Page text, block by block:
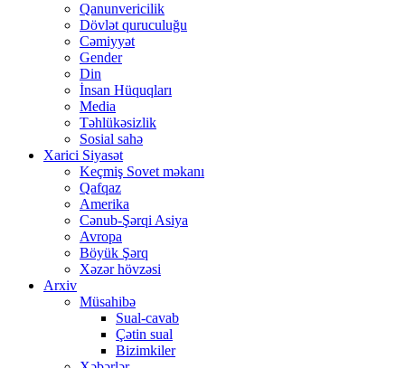
Qanunvericilik
Dövlət quruculuğu
Cəmiyyət
Gender
Din
İnsan Hüquqları
Media
Təhlükəsizlik
Sosial sahə
Xarici Siyasət
Keçmiş Sovet məkanı
Qafqaz
Amerika
Cənub-Şərqi Asiya
Avropa
Böyük Şərq
Xəzər hövzəsi
Arxiv
Müsahibə
Sual-cavab
Çətin sual
Bizimkiler